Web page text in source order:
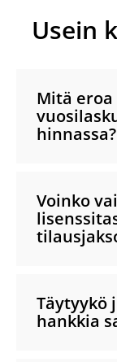
Usein
Mitä eroa
hinnassa?
Voinko
Täytyykö
hankkia